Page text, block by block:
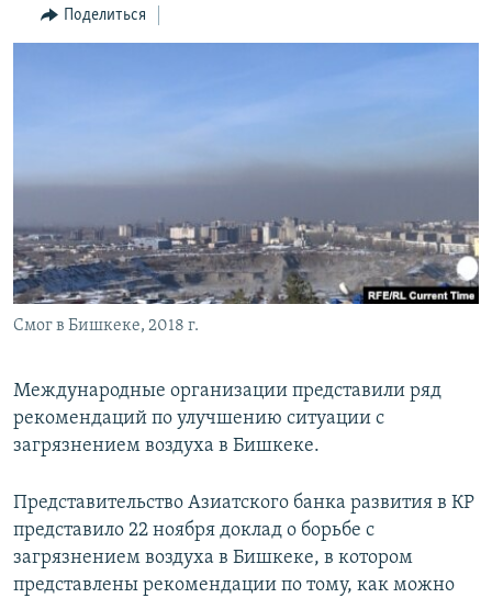
Вернутся
КЫРГЫЗЧА
Поделиться
Смог в Бишкеке, 2018 г.
Международные организации представили ряд
рекомендаций по улучшению ситуации с
загрязнением воздуха в Бишкеке.
Представительство Азиатского банка развития в КР
представило 22 ноября доклад о борьбе с
загрязнением воздуха в Бишкеке, в котором
представлены рекомендации по тому, как можно